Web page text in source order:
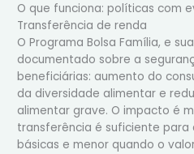
O que funciona: políticas com
Transferência de renda
O Programa Bolsa Família, e
documentado sobre a
beneficiárias: aumento do
da diversidade alimentar e
alimentar grave. O impacto é
transferência é suficiente para
básicas e menor quando o